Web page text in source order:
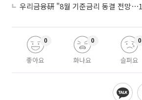
좋아요
0
화나요
0
슬퍼요
0